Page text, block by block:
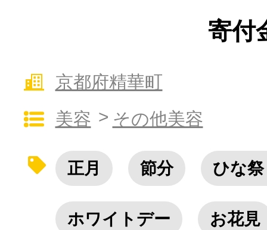
寄付上限額シミュレーション
副業・パラレルワーカー
個人事業主・フリーラン
寄付
京都府精華町
美容
その他美容
正月 節分 ひな
ホワイトデー お花見